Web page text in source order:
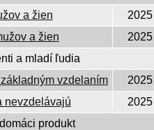
a žien
2025
a žien
2025
a mladí ľudia
vzdelaním
2025
nevzdelávajú
2025
produkt